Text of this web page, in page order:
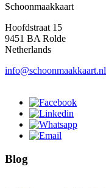
Schoonmaakkaart
Hoofdstraat 15
9451 BA Rolde
Netherlands
info@schoonmaakkaart.nl
Blog